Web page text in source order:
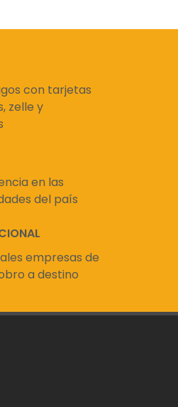
con tarjetas
zelle y
en las
del país
empresas de
a destino